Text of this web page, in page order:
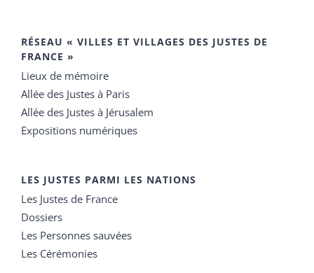
RÉSEAU « VILLES ET VILLAGES DES JUSTES DE
FRANCE »
Lieux de mémoire
Allée des Justes à Paris
Allée des Justes à Jérusalem
Expositions numériques
LES JUSTES PARMI LES NATIONS
Les Justes de France
Dossiers
Les Personnes sauvées
Les Cérémonies